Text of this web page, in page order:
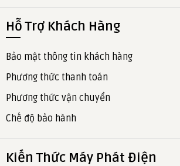
Hỗ Trợ Khách Hàng
Bảo mật thông tin khách hàng
Phương thức thanh toán
Phương thức vận chuyển
Chế độ bảo hành
Kiến Thức Máy Phát Điện